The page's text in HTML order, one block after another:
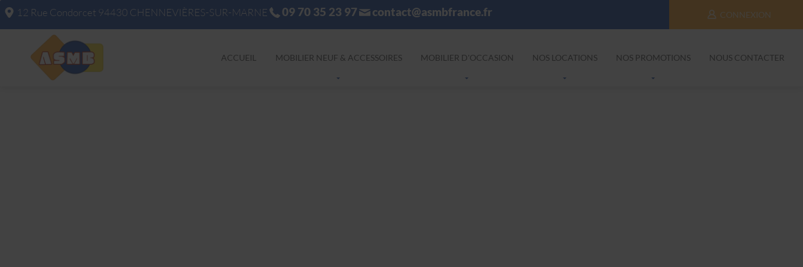
12 Rue Condorcet 94430 CHENNEVIÈRES-SUR-MARNE 09 70 35 23 97 contact@asmbfrance.fr CONNEXION
ACCUEIL MOBILIER NEUF & ACCESSOIRES MOBILIER D'OCCASION NOS LOCATIONS NOS PROMOTIONS NOUS CONTACTER